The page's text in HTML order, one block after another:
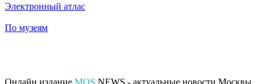
Электронный атлас
По музеям
Онлайн издание MOS.NEWS - актуальные новости Москвы.